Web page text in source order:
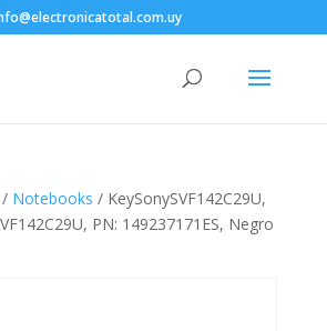
/ Notebooks / KeySonySVF142C29U,
PN: 149237171ES, Negro